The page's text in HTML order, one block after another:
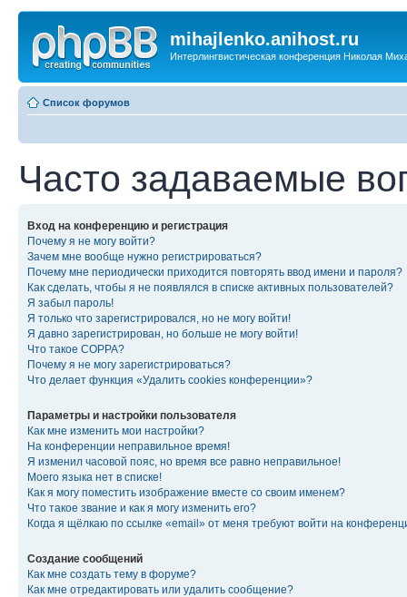
mihajlenko.anihost.ru
Интерлингвистическая конференция Николая
Список форумов
Часто задаваемые
Вход на конференцию и регистрация
Почему я не могу войти?
Зачем мне вообще нужно регистрироваться?
Почему мне периодически приходится повторять ввод имени и пароля?
Как сделать, чтобы я не появлялся в списке активных пользователей?
Я забыл пароль!
Я только что зарегистрировался, но не могу войти!
Я давно зарегистрирован, но больше не могу войти!
Что такое COPPA?
Почему я не могу зарегистрироваться?
Что делает функция «Удалить cookies конференции»?
Параметры и настройки пользователя
Как мне изменить мои настройки?
На конференции неправильное время!
Я изменил часовой пояс, но время все равно неправильное!
Моего языка нет в списке!
Как я могу поместить изображение вместе со своим именем?
Что такое звание и как я могу изменить его?
Когда я щёлкаю по ссылке «email» от меня требуют войти на
Создание сообщений
Как мне создать тему в форуме?
Как мне отредактировать или удалить сообщение?